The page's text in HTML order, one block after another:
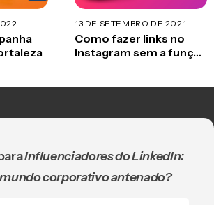
13 DE SETEMBRO DE 2021
Como fazer links no
Instagram sem a função
Influenciadores do LinkedIn:
corporativo antenado?